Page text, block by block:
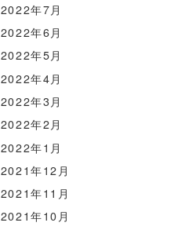
2022年7月
2022年6月
2022年5月
2022年4月
2022年3月
2022年2月
2022年1月
2021年12月
2021年11月
2021年10月